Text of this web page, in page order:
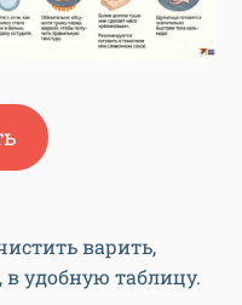
варить,
удобную таблицу.